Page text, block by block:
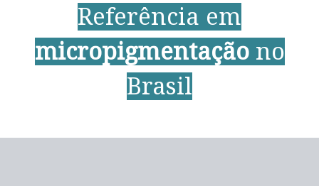
Referência em
micropigmentaçãono
Brasil